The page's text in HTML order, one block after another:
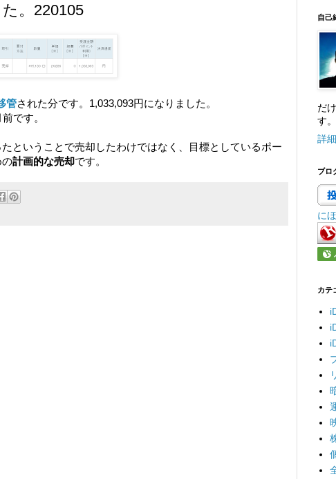
。220105
管された分です。1,033,093円になりました。
です。
ということで売却したわけではなく、目標としているポー
の計画的な売却です。
自己
だ
す
詳
ブロ
に
カテ